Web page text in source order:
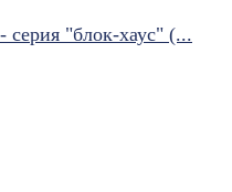
"блок-хаус" (...